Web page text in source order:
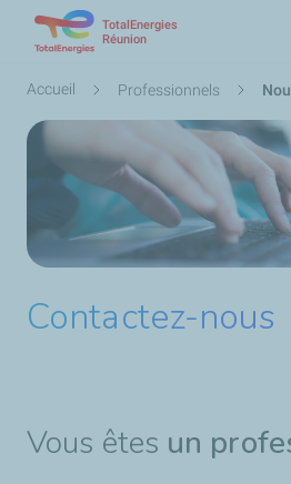
TotalEnergies
Réunion
Fil
d'Ariane
Accueil Professionnels
Contactez-nous
Vous êtes un